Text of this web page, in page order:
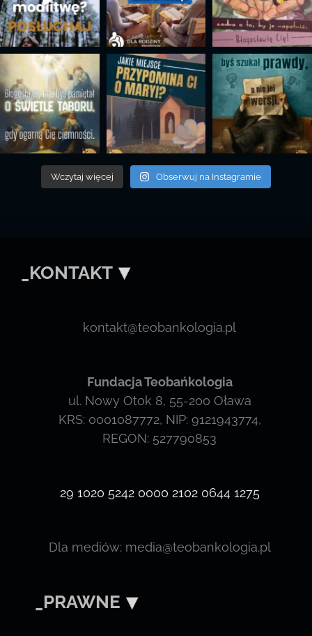
Wczytaj więcej Obserwuj na Instagramie
_KONTAKT
kontakt@teobankologia.pl
Fundacja Teobańkologia
ul. Nowy Otok 8, 55-200 Oława
KRS: 0001087772, NIP: 9121943774,
REGON: 527790853
29 1020 5242 0000 2102 0644 1275
Dla mediów: media@teobankologia.pl
_PRAWNE